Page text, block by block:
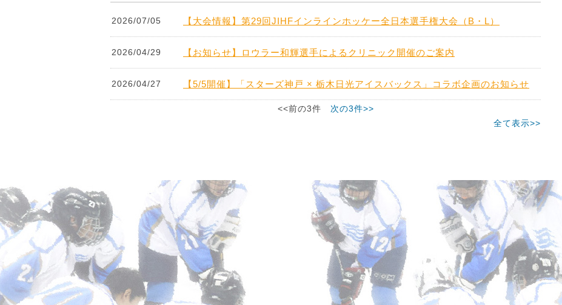
2026/07/05 【大会情報】第29回JIHFインラインホッケー全日本選手権大会（B・L）
2026/04/29 【お知らせ】ロウラー和輝選手によるクリニック開催のご案内
2026/04/27 【5/5開催】「スターズ神戸 × 栃木日光アイスバックス」コラボ企画のお知らせ
<<前の3件 次の3件>>
全て表示>>